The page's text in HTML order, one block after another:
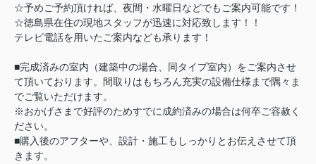
☆予めご予約頂ければ、夜間・水曜日などでもご案内可能です！
☆徳島県在住の現地スタッフが迅速に対応致します！！
テレビ電話を用いたご案内なども承ります！
■完成済みの室内（建築中の場合、同タイプ室内）をご案内させ
て頂いております。間取りはもちろん充実の設備仕様まで隅々ま
でご覧いただけます。
※おかげさまで好評のためすでに成約済みの場合は何卒ご容赦く
ださい。
■購入後のアフターや、設計・施工もしっかりとお伝えさせて頂
きます。